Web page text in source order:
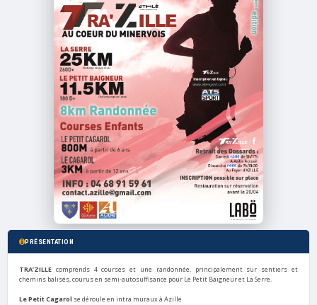
PRÉSENTATION
TRA’ZILLE comprends 4 courses et une randonnée, principalement sur sentiers et
chemins balisés, courus en semi-autosuffisance pour Le Petit Baigneur et La Serre.
Le Petit Cagarol se déroule en intra muraux à Azille